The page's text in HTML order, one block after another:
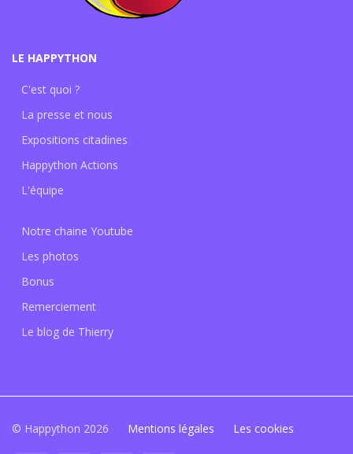
LE HAPPYTHON
C'est quoi ?
La presse et nous
Expositions citadines
Happython Actions
L'équipe
Notre chaine Youtube
Les photos
Bonus
Remerciement
Le blog de Thierry
© Happython 2026 Mentions légales Les cookies